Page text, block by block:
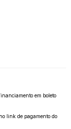
em boleto
link de pagamento do